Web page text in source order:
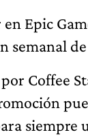
Epic
semanal
Coffee
siempre